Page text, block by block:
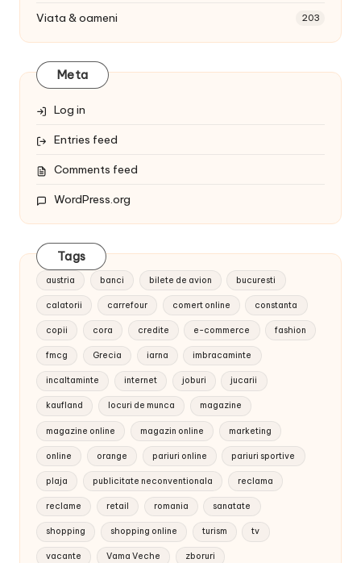
Viata & oameni 203
Meta
Log in
Entries feed
Comments feed
WordPress.org
Tags
austria banci bilete de avion bucuresti
calatorii carrefour comert online constanta
copii cora credite e-commerce fashion
fmcg Grecia iarna imbracaminte
incaltaminte internet joburi jucarii
kaufland locuri de munca magazine
magazine online magazin online marketing
online orange pariuri online pariuri sportive
plaja publicitate neconventionala reclama
reclame retail romania sanatate
shopping shopping online turism tv
vacante Vama Veche zboruri